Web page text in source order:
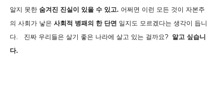
알지 못한 숨겨진 진실이 있을 수 있고. 어쩌면 이런 모든 것이 자본주
의 사회가 낳은 사회적 병패의 한 단면 일지도 모르겠다는 생각이 듭니
다. 진짜 우리들은 살기 좋은 나라에 살고 있는 걸까요? 알고 싶습니
다.